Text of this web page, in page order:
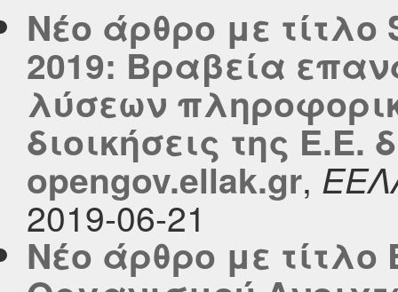
Νέο άρθρο με τίτλο
2019: Βραβεία
λύσεων
διοικήσεις της Ε.Ε.
opengov.ellak.gr,
2019-06-21
Νέο άρθρο με τίτλο